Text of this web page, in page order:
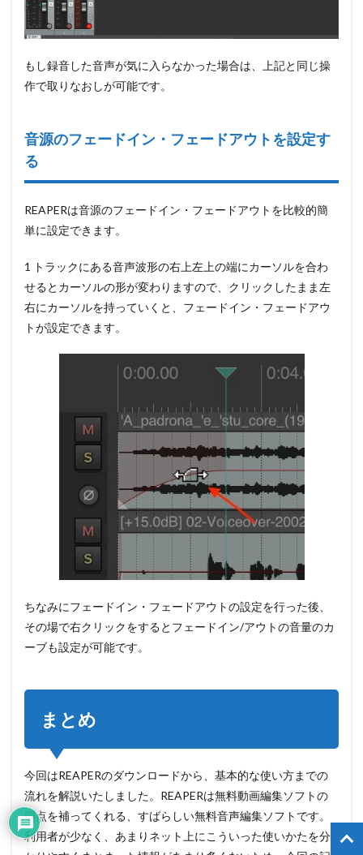
もし録音した音声が気に入らなかった場合は、上記と同じ操
作で取りなおしが可能です。
音源のフェードイン・フェードアウトを設定す
る
REAPERは音源のフェードイン・フェードアウトを比較的簡
単に設定できます。
1 トラックにある音声波形の右上左上の端にカーソルを合わ
せるとカーソルの形が変わりますので、クリックしたまま左
右にカーソルを持っていくと、フェードイン・フェードアウ
トが設定できます。
ちなみにフェードイン・フェードアウトの設定を行った後、
その場で右クリックをするとフェードイン/アウトの音量のカ
ーブも設定が可能です。
まとめ
今回はREAPERのダウンロードから、基本的な使い方までの
流れを解説いたしました。REAPERは無料動画編集ソフトの
弱点を補ってくれる、すばらしい無料音声編集ソフトです。
利用者が少なく、あまりネット上にこういった使いかたを分